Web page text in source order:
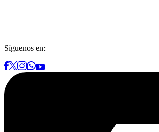
Síguenos en: